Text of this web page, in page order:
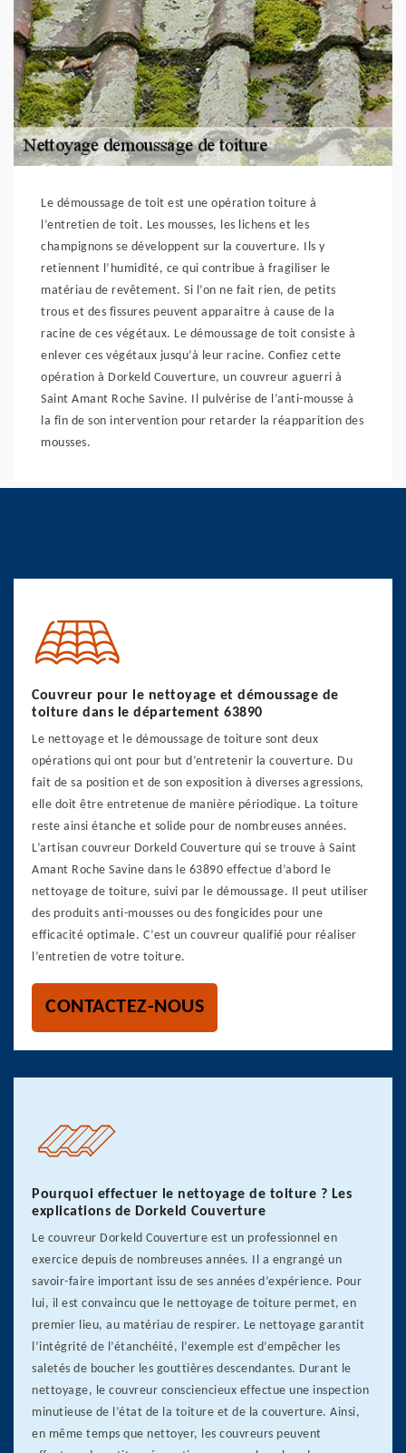
Le démoussage de toit est une opération toiture à
l’entretien de toit. Les mousses, les lichens et les
champignons se développent sur la couverture. Ils y
retiennent l’humidité, ce qui contribue à fragiliser le
matériau de revêtement. Si l’on ne fait rien, de petits
trous et des fissures peuvent apparaitre à cause de la
racine de ces végétaux. Le démoussage de toit consiste à
enlever ces végétaux jusqu’à leur racine. Confiez cette
opération à Dorkeld Couverture, un couvreur aguerri à
Saint Amant Roche Savine. Il pulvérise de l’anti-mousse à
la fin de son intervention pour retarder la réapparition des
mousses.
Couvreur pour le nettoyage et démoussage de
toiture dans le département 63890
Le nettoyage et le démoussage de toiture sont deux
opérations qui ont pour but d’entretenir la couverture. Du
fait de sa position et de son exposition à diverses agressions,
elle doit être entretenue de manière périodique. La toiture
reste ainsi étanche et solide pour de nombreuses années.
L’artisan couvreur Dorkeld Couverture qui se trouve à Saint
Amant Roche Savine dans le 63890 effectue d’abord le
nettoyage de toiture, suivi par le démoussage. Il peut utiliser
des produits anti-mousses ou des fongicides pour une
efficacité optimale. C’est un couvreur qualifié pour réaliser
l’entretien de votre toiture.
CONTACTEZ-NOUS
Pourquoi effectuer le nettoyage de toiture ? Les
explications de Dorkeld Couverture
Le couvreur Dorkeld Couverture est un professionnel en
exercice depuis de nombreuses années. Il a engrangé un
savoir-faire important issu de ses années d’expérience. Pour
lui, il est convaincu que le nettoyage de toiture permet, en
premier lieu, au matériau de respirer. Le nettoyage garantit
l’intégrité de l’étanchéité, l’exemple est d’empêcher les
saletés de boucher les gouttières descendantes. Durant le
nettoyage, le couvreur consciencieux effectue une inspection
minutieuse de l’état de la toiture et de la couverture. Ainsi,
en même temps que nettoyer, les couvreurs peuvent